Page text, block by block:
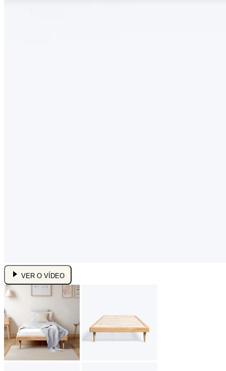
VER O VÍDEO